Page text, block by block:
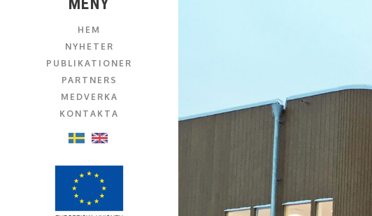
MENY
HEM
NYHETER
PUBLIKATIONER
PARTNERS
MEDVERKA
KONTAKTA